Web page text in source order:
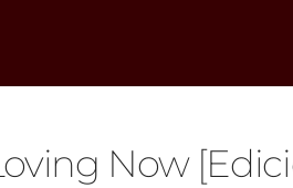
Now